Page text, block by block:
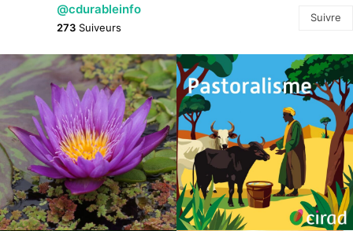
@cdurableinfo
273 Suiveurs
Suivre